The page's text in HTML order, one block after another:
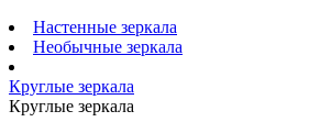
Настенные зеркала
Необычные зеркала
Круглые зеркала
Круглые зеркала